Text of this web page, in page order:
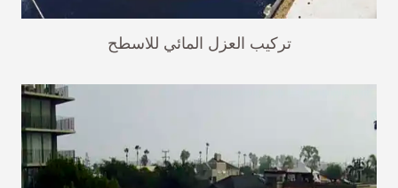
تركيب العزل المائي للاسطح